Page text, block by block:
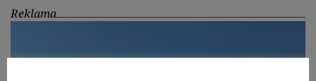
Reklama